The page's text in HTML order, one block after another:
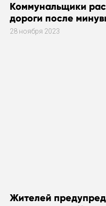
Коммунальщики
дороги после
28 ноября 2023
Жителей